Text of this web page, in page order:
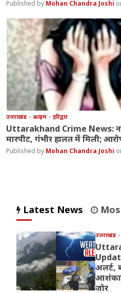
Mohan Chandra Joshi
उत्तराखंड क्राइम हरिद्वार
Uttarakhand Crime News:
मारपीट, गंभीर हालत में मिली;
Mohan Chandra Joshi
Latest News
उत्तराखंड
अलर्ट,
जोर